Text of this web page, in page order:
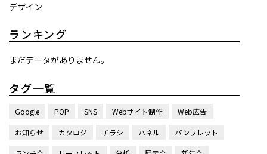
デザイン
ランキング
まだデータがありません。
タグ一覧
Google POP SNS Webサイト制作 Web広告
お知らせ カタログ チラシ パネル パンフレット